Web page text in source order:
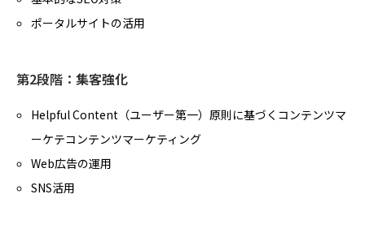
ポータルサイトの活用
第2段階：集客強化
Helpful Content（ユーザー第一）原則に基づくコンテンツマ
ーケテコンテンツマーケティング
Web広告の運用
SNS活用